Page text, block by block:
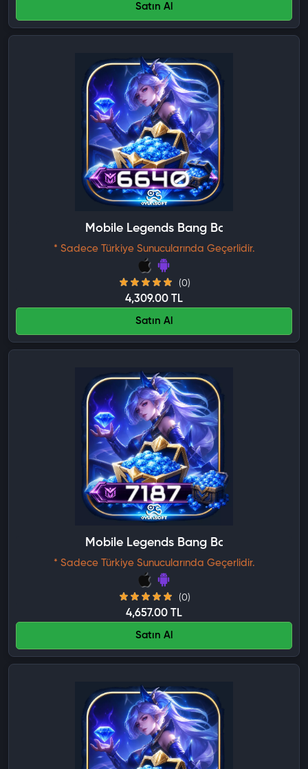
Satın Al
Mobile Legends Bang Bang 6640 Elmas
* Sadece Türkiye Sunucularında Geçerlidir.
(0)
4,309.00 TL
Satın Al
Mobile Legends Bang Bang 7187 Elmas
* Sadece Türkiye Sunucularında Geçerlidir.
(0)
4,657.00 TL
Satın Al